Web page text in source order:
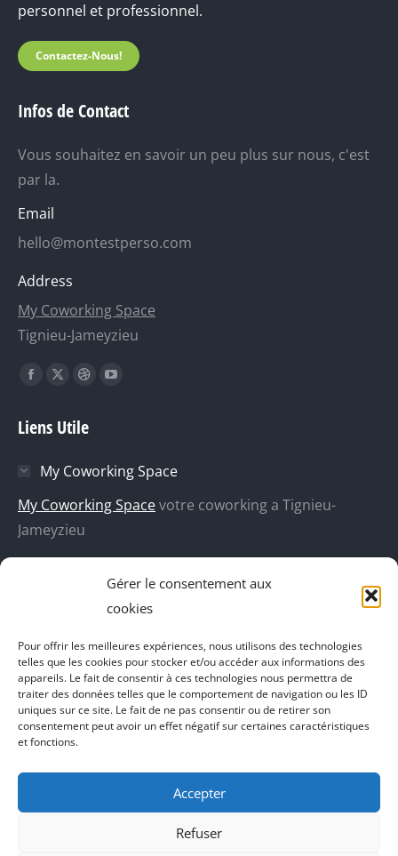
Gérer le consentement aux
cookies
Pour offrir les meilleures expériences, nous utilisons des technologies
telles que les cookies pour stocker et/ou accéder aux informations des
appareils. Le fait de consentir à ces technologies nous permettra de
traiter des données telles que le comportement de navigation ou les ID
uniques sur ce site. Le fait de ne pas consentir ou de retirer son
consentement peut avoir un effet négatif sur certaines caractéristiques
et fonctions.
Accepter
Refuser
personnel et professionnel.
Contactez-Nous!
Infos de Contact
Vous souhaitez en savoir un peu plus sur nous, c'est
par la.
Email
hello@montestperso.com
Address
My Coworking Space
Tignieu-Jameyzieu
Trouvez nous sur :
La
Facebook
dans
une
nouvelle
La
X
dans
une
nouvelle
La
Dribble
dans
une
nouvelle
La
dans
une
Liens Utile
My Coworking Space
My Coworking Spacevotre coworking a Tignieu-
Jameyzieu
Agence de communication Akinai
Vecteur de croissance
L'instant Ki
Il parlent de vous